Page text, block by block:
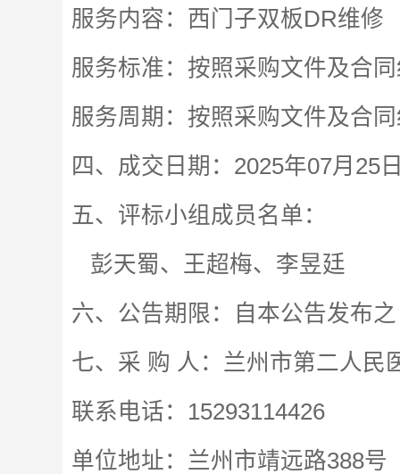
服务内容：西门子双板DR维修
服务标准：按照采购文件及合
服务周期：按照采购文件及合
四、成交日期：2025年07月25
五、评标小组成员名单：
彭天蜀、王超梅、李昱廷
六、公告期限：自本公告发布
七、采 购 人：兰州市第二人民
联系电话：15293114426
单位地址：兰州市靖远路388号